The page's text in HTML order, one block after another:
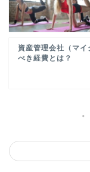
資産管理会社（マ
べき経費とは？